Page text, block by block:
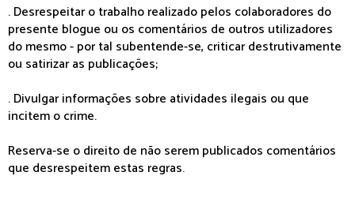
. Desrespeitar o trabalho realizado pelos colaboradores do
presente blogue ou os comentários de outros utilizadores
do mesmo - por tal subentende-se, criticar destrutivamente
ou satirizar as publicações;
. Divulgar informações sobre atividades ilegais ou que
incitem o crime.
Reserva-se o direito de não serem publicados comentários
que desrespeitem estas regras.